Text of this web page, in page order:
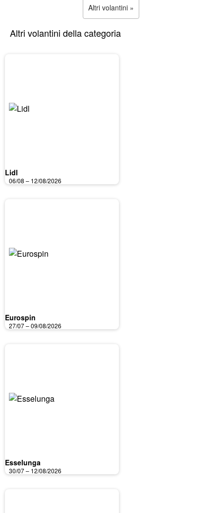
Altri volantini »
Altri volantini della categoria
Lidl
06/08 – 12/08/2026
Eurospin
27/07 – 09/08/2026
Esselunga
30/07 – 12/08/2026